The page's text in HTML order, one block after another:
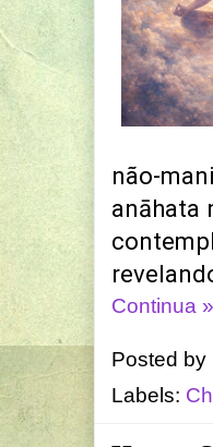
não-
anāhata
Continua »
Posted by
Labels: